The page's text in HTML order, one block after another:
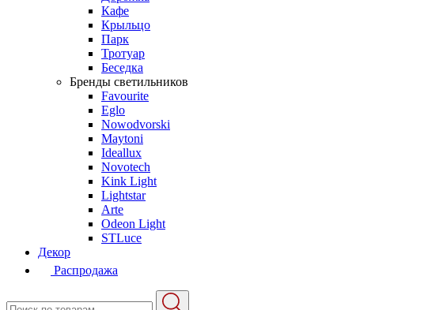
Кафе
Крыльцо
Парк
Тротуар
Беседка
Бренды светильников
Favourite
Eglo
Nowodvorski
Maytoni
Ideallux
Novotech
Kink Light
Lightstar
Arte
Odeon Light
STLuce
Декор
Распродажа